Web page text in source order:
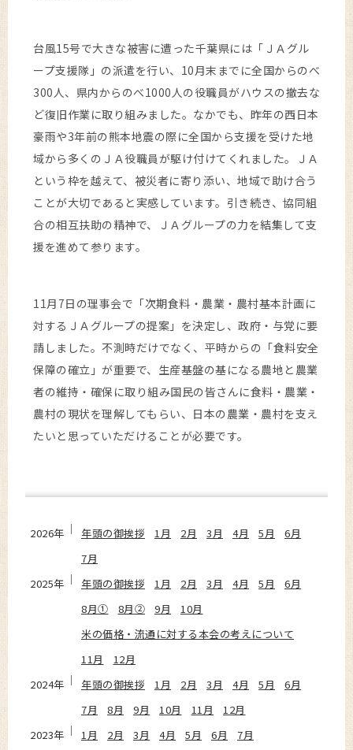
台風15号で大きな被害に遭った千葉県には「ＪＡグル
ープ支援隊」の派遣を行い、10月末までに全国からのべ
300人、県内からのべ1000人の役職員がハウスの撤去な
ど復旧作業に取り組みました。なかでも、昨年の西日本
豪雨や3年前の熊本地震の際に全国から支援を受けた地
域から多くのＪＡ役職員が駆け付けてくれました。ＪＡ
という枠を越えて、被災者に寄り添い、地域で助け合う
ことが大切であると実感しています。引き続き、協同組
合の相互扶助の精神で、ＪＡグループの力を結集して支
援を進めて参ります。
11月7日の理事会で「次期食料・農業・農村基本計画に
対するＪＡグループの提案」を決定し、政府・与党に要
請しました。不測時だけでなく、平時からの「食料安全
保障の確立」が重要で、生産基盤の基になる農地と農業
者の維持・確保に取り組み国民の皆さんに食料・農業・
農村の現状を理解してもらい、日本の農業・農村を支え
たいと思っていただけることが必要です。
2026年 年頭の御挨拶 1月 2月 3月 4月 5月
6月
7月
2025年
年頭の御挨拶 1月 2月 3月 4月 5月
6月
8月①
8月② 9月
10月
米の価格・流通に対する本会の考えについて
11月
12月
2024年
年頭の御挨拶 1月 2月 3月 4月 5月
6月
7月
8月 9月 10月 11月
12月
2023年
1月 2月 3月 4月 5月 6月
7月